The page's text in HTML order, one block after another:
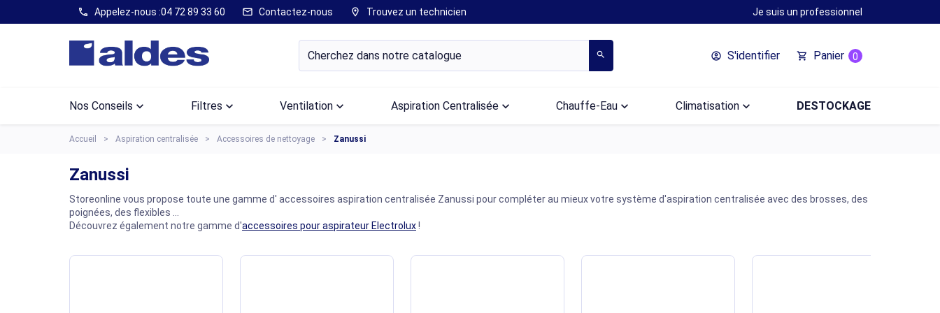
call Appelez-nous :04 72 89 33 60 mail Contactez-nous location_on Trouvez un technicien Je suis un professionnel
search account_circle S'identifier shopping_cart Panier 0
Nos Conseils keyboard_arrow_down Filtres keyboard_arrow_down Ventilation keyboard_arrow_down Aspiration Centraliséekeyboard_arrow_down Chauffe-Eau keyboard_arrow_down Climatisationkeyboard_arrow_down DESTOCKAGE
Accueil Aspiration centralisée Accessoires de nettoyage Zanussi
Zanussi
Storeonline vous propose toute une gamme d' accessoires aspiration centralisée Zanussi pour compléter au mieux votre système d'aspiration centralisée avec des brosses, des
poignées, des flexibles ...
Découvrez également notre gamme d'accessoires pour aspirateur Electrolux!